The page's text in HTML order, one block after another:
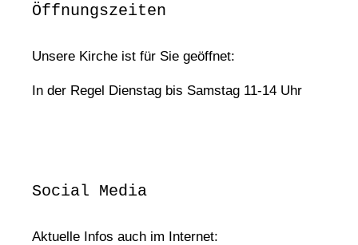
Öffnungszeiten
Unsere Kirche ist für Sie geöffnet:
In der Regel Dienstag bis Samstag 11-14 Uhr
Social Media
Aktuelle Infos auch im Internet: